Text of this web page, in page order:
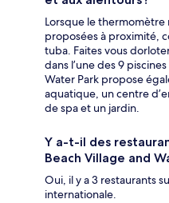
Lorsque le
proposées à proximité,
tuba. Faites vous
dans l’une des 9
Water Park propose
aquatique, un centre
de spa et un jardin.
Y a-t-il des
Beach Village and
Oui, il y a 3 restaurants
internationale.